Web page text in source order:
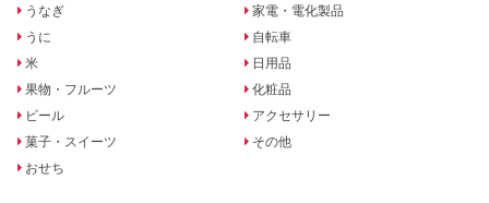
うなぎ
うに
米
果物・フルーツ
ビール
菓子・スイーツ
おせち
家電・電化製品
自転車
日用品
化粧品
アクセサリー
その他